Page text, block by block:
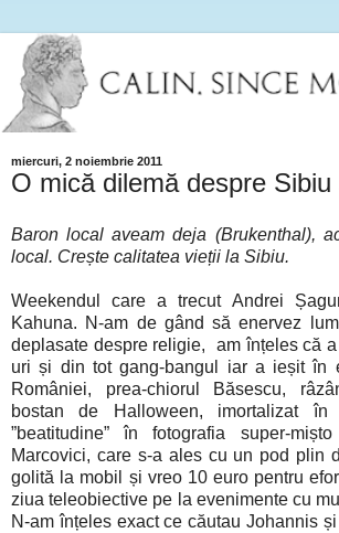
miercuri, 2 noiembrie 2011
O mică dilemă despre
Baron local aveam deja (Brukenthal),
local. Crește calitatea vieții la Sibiu.
Weekendul care a trecut Andrei
Kahuna. N-am de gând să enervez
deplasate despre religie, am înțeles că
uri și din tot gang-bangul iar a ieșit în
României, prea-chiorul Băsescu,
bostan de Halloween, imortalizat
”beatitudine” în fotografia super-
Marcovici, care s-a ales cu un pod plin
golită la mobil și vreo 10 euro pentru
ziua teleobiective pe la evenimente cu
N-am înțeles exact ce căutau Johannis